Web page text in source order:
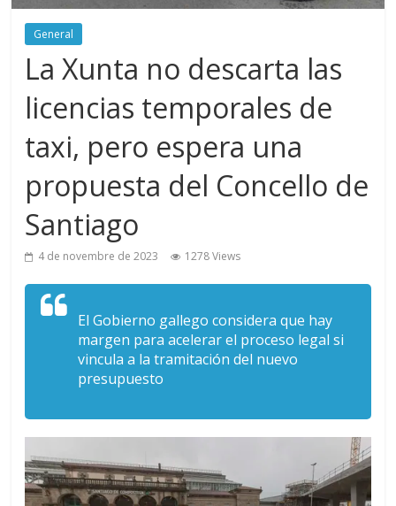
General
La Xunta no descarta las
licencias temporales de
taxi, pero espera una
propuesta del Concello de
Santiago
4 de novembre de 2023 1278 Views
El Gobierno gallego considera que hay
margen para acelerar el proceso legal si
vincula a la tramitación del nuevo
presupuesto